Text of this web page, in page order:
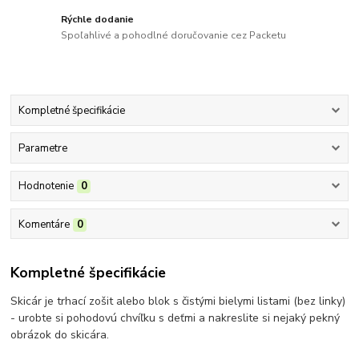
Rýchle dodanie
Spoľahlivé a pohodlné doručovanie cez Packetu
Kompletné špecifikácie
Parametre
Hodnotenie 0
Komentáre 0
Kompletné špecifikácie
Skicár je trhací zošit alebo blok s čistými bielymi listami (bez linky)
- urobte si pohodovú chvíľku s deťmi a nakreslite si nejaký pekný
obrázok do skicára.